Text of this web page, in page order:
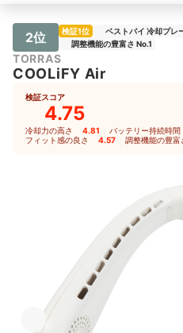
2位 検証1位
ベストバイ 冷却プレ
調整機能の豊富さ No.1
TORRAS
COOLiFY Air
検証スコア
4.75
冷却力の高さ 4.81 バッテリー持続時間
フィット感の良さ 4.57 調整機能の豊富